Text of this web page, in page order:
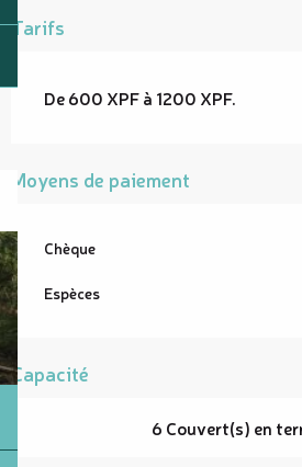
Tarifs
De 600 XPF à 1200 XPF.
Moyens de paiement
Chèque
Espèces
Capacité
6 Couvert(s) en